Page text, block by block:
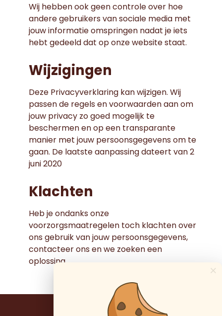
Wij hebben ook geen controle over hoe
andere gebruikers van sociale media met
jouw informatie omspringen nadat je iets
hebt gedeeld dat op onze website staat.
Wijzigingen
Deze Privacyverklaring kan wijzigen. Wij
passen de regels en voorwaarden aan om
jouw privacy zo goed mogelijk te
beschermen en op een transparante
manier met jouw persoonsgegevens om te
gaan. De laatste aanpassing dateert van 2
juni 2020
Klachten
Heb je ondanks onze
voorzorgsmaatregelen toch klachten over
ons gebruik van jouw persoonsgegevens,
contacteer ons en we zoeken een
oplossing.
×